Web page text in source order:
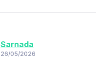
Sarnada
26/05/2026